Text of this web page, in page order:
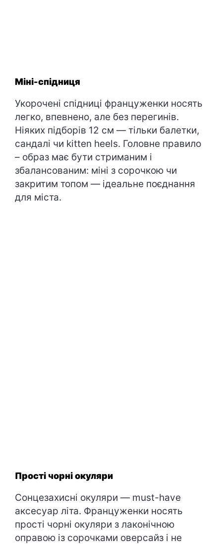
Міні-спідниця
Укорочені спідниці француженки носять
легко, впевнено, але без перегинів.
Ніяких підборів 12 см — тільки балетки,
сандалі чи kitten heels. Головне правило
– образ має бути стриманим і
збалансованим: міні з сорочкою чи
закритим топом — ідеальне поєднання
для міста.
Прості чорні окуляри
Сонцезахисні окуляри — must-have
аксесуар літа. Француженки носять
прості чорні окуляри з лаконічною
оправою із сорочками оверсайз і не